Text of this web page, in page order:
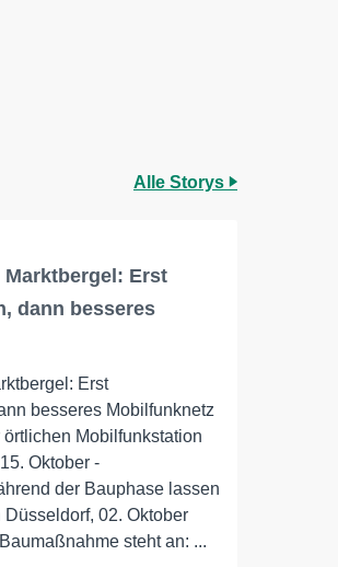
Alle Storys
Erst
dann besseres
Erst
besseres Mobilfunknetz
Mobilfunkstation
Oktober -
der Bauphase lassen
02. Oktober
steht an: ...